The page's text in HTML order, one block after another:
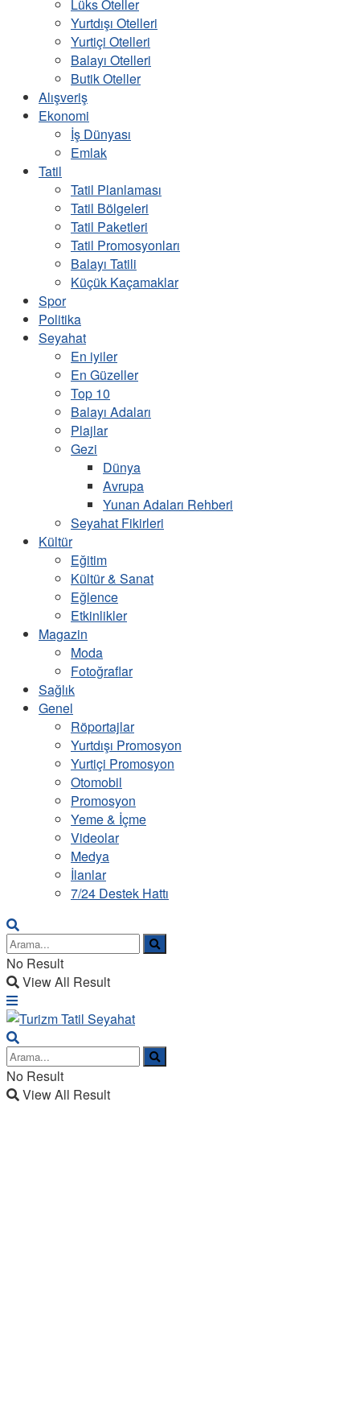
Lüks Oteller
Yurtdışı Otelleri
Yurtiçi Otelleri
Balayı Otelleri
Butik Oteller
Alışveriş
Ekonomi
İş Dünyası
Emlak
Tatil
Tatil Planlaması
Tatil Bölgeleri
Tatil Paketleri
Tatil Promosyonları
Balayı Tatili
Küçük Kaçamaklar
Spor
Politika
Seyahat
En iyiler
En Güzeller
Top 10
Balayı Adaları
Plajlar
Gezi
Dünya
Avrupa
Yunan Adaları Rehberi
Seyahat Fikirleri
Kültür
Eğitim
Kültür & Sanat
Eğlence
Etkinlikler
Magazin
Moda
Fotoğraflar
Sağlık
Genel
Röportajlar
Yurtdışı Promosyon
Yurtiçi Promosyon
Otomobil
Promosyon
Yeme & İçme
Videolar
Medya
İlanlar
7/24 Destek Hattı
No Result
View All Result
No Result
View All Result